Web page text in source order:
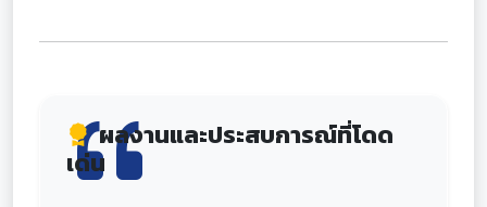
ผลงานและประสบการณ์ที่โดด
เด่น